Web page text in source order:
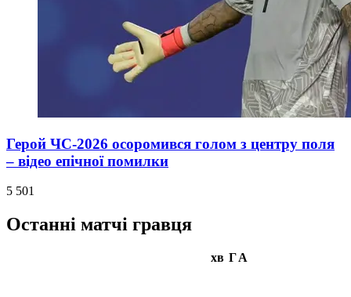
Герой ЧС-2026 осоромився голом з центру поля
– відео епічної помилки
5 501
Останні матчі гравця
хв ГА